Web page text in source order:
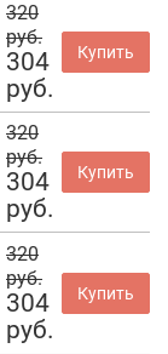
320
руб.
304
руб.
Купить
320
руб.
304
руб.
Купить
320
руб.
304
руб.
Купить